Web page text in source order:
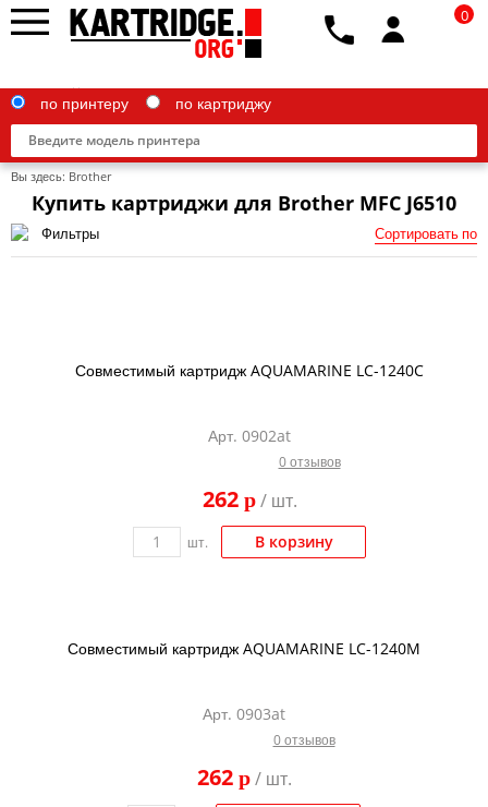
Konica Minolta
OKI
по принтеру по картриджу
0
Вы здесь: Brother
Купить картриджи для Brother MFC J6510
Фильтры Сортировать по
Совместимый картридж AQUAMARINE LC-1240C
Арт. 0902at
0 отзывов
262 p/ шт.
шт. В корзину
Совместимый картридж AQUAMARINE LC-1240M
Арт. 0903at
0 отзывов
262 p/ шт.